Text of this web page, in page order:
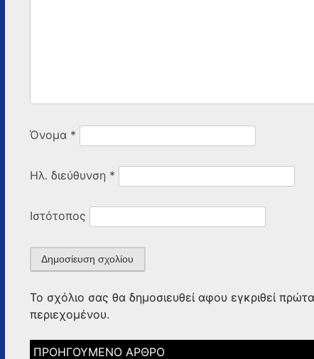
Όνομα *
Ηλ. διεύθυνση *
Ιστότοπος
Το σχόλιο σας θα δημοσιευθεί αφου εγκριθεί
περιεχομένου.
Πλοήγηση